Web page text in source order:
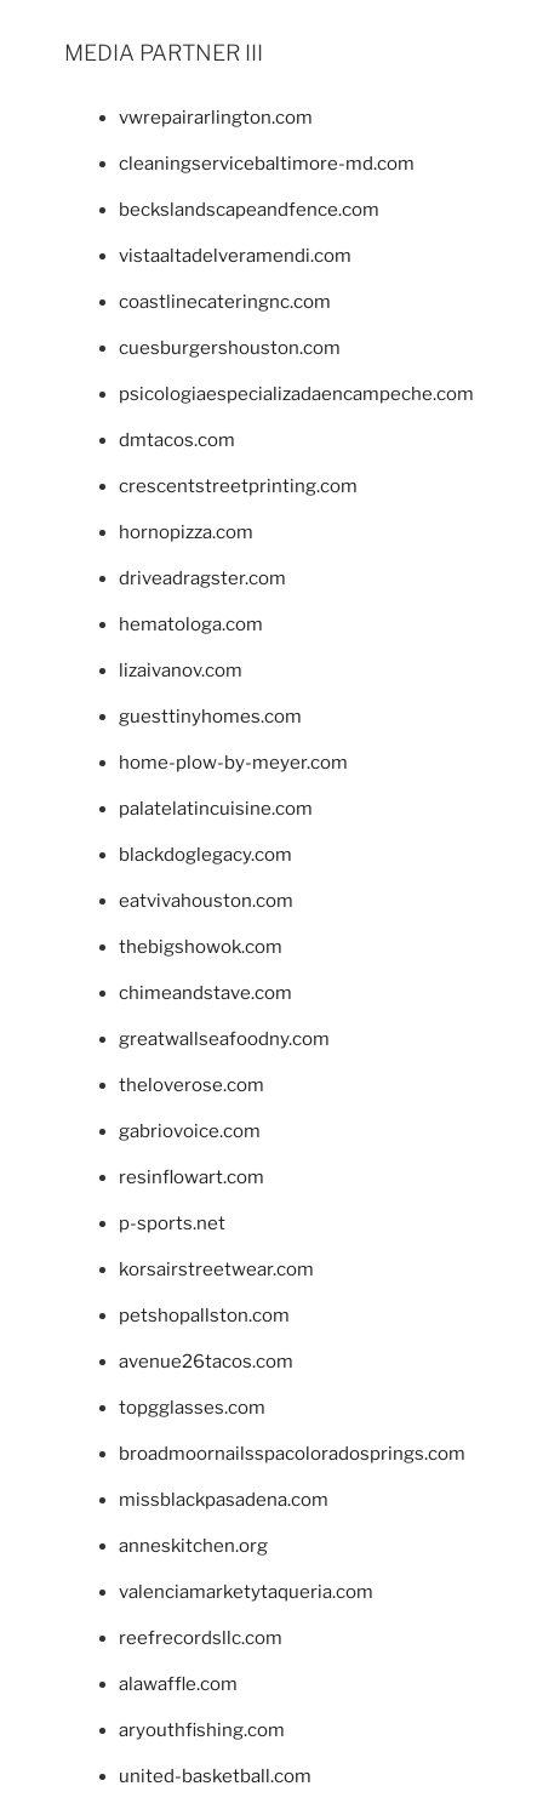
MEDIA PARTNER III
vwrepairarlington.com
cleaningservicebaltimore-md.com
beckslandscapeandfence.com
vistaaltadelveramendi.com
coastlinecateringnc.com
cuesburgershouston.com
psicologiaespecializadaencampeche.com
dmtacos.com
crescentstreetprinting.com
hornopizza.com
driveadragster.com
hematologa.com
lizaivanov.com
guesttinyhomes.com
home-plow-by-meyer.com
palatelatincuisine.com
blackdoglegacy.com
eatvivahouston.com
thebigshowok.com
chimeandstave.com
greatwallseafoodny.com
theloverose.com
gabriovoice.com
resinflowart.com
p-sports.net
korsairstreetwear.com
petshopallston.com
avenue26tacos.com
topgglasses.com
broadmoornailsspacoloradosprings.com
missblackpasadena.com
anneskitchen.org
valenciamarketytaqueria.com
reefrecordsllc.com
alawaffle.com
aryouthfishing.com
united-basketball.com